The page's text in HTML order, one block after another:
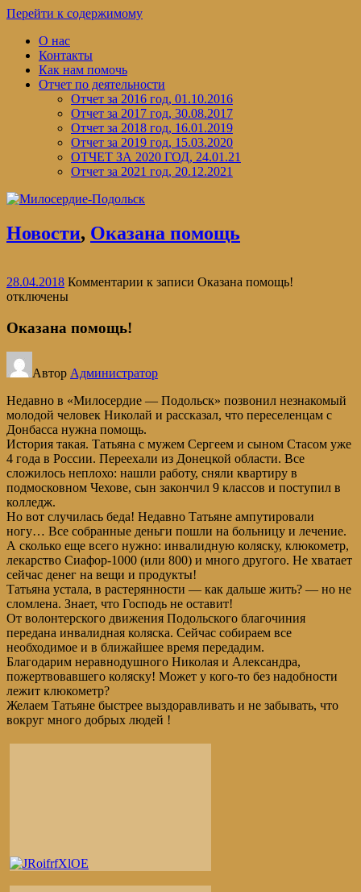
Перейти к содержимому
О нас
Контакты
Как нам помочь
Отчет по деятельности
Отчет за 2016 год, 01.10.2016
Отчет за 2017 год, 30.08.2017
Отчет за 2018 год, 16.01.2019
Отчет за 2019 год, 15.03.2020
ОТЧЕТ ЗА 2020 ГОД, 24.01.21
Отчет за 2021 год, 20.12.2021
Новости, Оказана помощь
28.04.2018 Комментарии к записи Оказана помощь!
отключены
Оказана помощь!
Автор Администратор
Недавно в «Милосердие — Подольск» позвонил незнакомый
молодой человек Николай и рассказал, что переселенцам с
Донбасса нужна помощь.
История такая. Татьяна с мужем Сергеем и сыном Стасом уже
4 года в России. Переехали из Донецкой области. Все
сложилось неплохо: нашли работу, сняли квартиру в
подмосковном Чехове, сын закончил 9 классов и поступил в
колледж.
Но вот случилась беда! Недавно Татьяне ампутировали
ногу… Все собранные деньги пошли на больницу и лечение.
А сколько еще всего нужно: инвалидную коляску, клюкометр,
лекарство Сиафор-1000 (или 800) и много другого. Не хватает
сейчас денег на вещи и продукты!
Татьяна устала, в растерянности — как дальше жить? — но не
сломлена. Знает, что Господь не оставит!
От волонтерского движения Подольского благочиния
передана инвалидная коляска. Сейчас собираем все
необходимое и в ближайшее время передадим.
Благодарим неравнодушного Николая и Александра,
пожертвовавшего коляску! Может у кого-то без надобности
лежит клюкометр?
Желаем Татьяне быстрее выздоравливать и не забывать, что
вокруг много добрых людей !